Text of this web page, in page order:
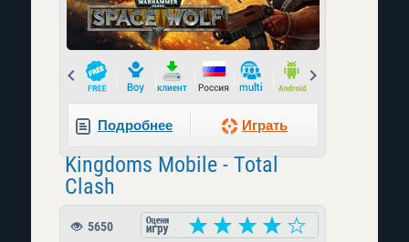
Prev
Подробнее Играть
Kingdoms Mobile - Total
Clash
5650